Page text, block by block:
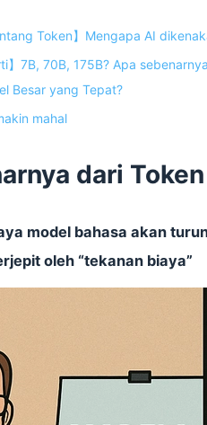
Token】Mengapa AI
】7B, 70B, 175B? Apa
Besar yang Tepat?
mahal
dari
model bahasa akan
oleh “tekanan biaya”